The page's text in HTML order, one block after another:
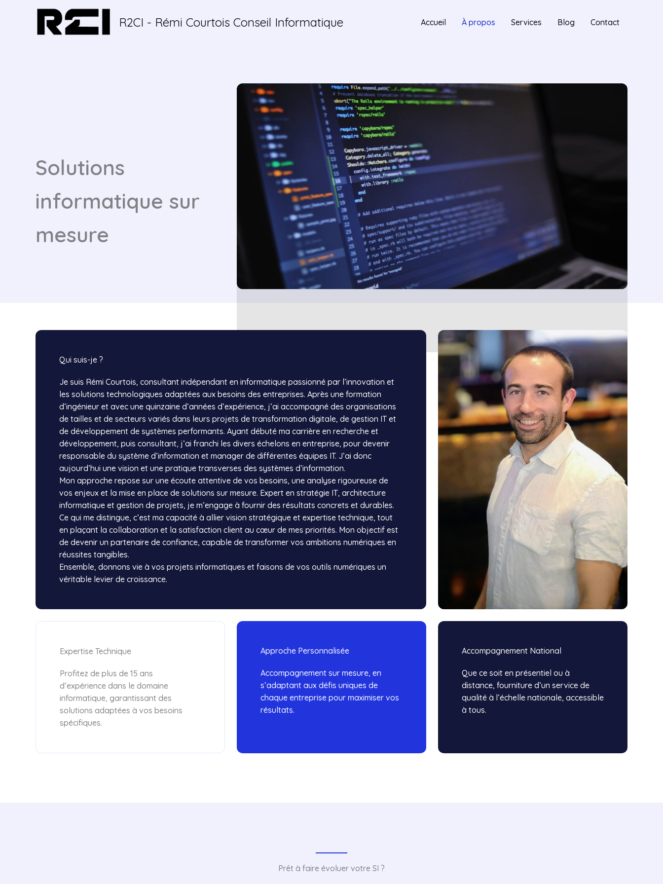
R2CI - Rémi Courtois Conseil Informatique Accueil À propos Services Blog Contact
Solutions
informatique sur
mesure
Qui suis-je ?
Je suis Rémi Courtois, consultant indépendant en informatique passionné par l’innovation et
les solutions technologiques adaptées aux besoins des entreprises. Après une formation
d’ingénieur et avec une quinzaine d’années d’expérience, j’ai accompagné des organisations
de tailles et de secteurs variés dans leurs projets de transformation digitale, de gestion IT et
de développement de systèmes performants. Ayant débuté ma carrière en recherche et
développement, puis consultant, j’ai franchi les divers échelons en entreprise, pour devenir
responsable du système d’information et manager de différentes équipes IT. J’ai donc
aujourd’hui une vision et une pratique transverses des systèmes d’information.
Mon approche repose sur une écoute attentive de vos besoins, une analyse rigoureuse de
vos enjeux et la mise en place de solutions sur mesure. Expert en stratégie IT, architecture
informatique et gestion de projets, je m’engage à fournir des résultats concrets et durables.
Ce qui me distingue, c’est ma capacité à allier vision stratégique et expertise technique, tout
en plaçant la collaboration et la satisfaction client au cœur de mes priorités. Mon objectif est
de devenir un partenaire de confiance, capable de transformer vos ambitions numériques en
réussites tangibles.
Ensemble, donnons vie à vos projets informatiques et faisons de vos outils numériques un
véritable levier de croissance.
Expertise Technique
Profitez de plus de 15 ans
d’expérience dans le domaine
informatique, garantissant des
solutions adaptées à vos besoins
spécifiques.
Approche Personnalisée
Accompagnement sur mesure, en
s’adaptant aux défis uniques de
chaque entreprise pour maximiser vos
résultats.
Accompagnement National
Que ce soit en présentiel ou à
distance, fourniture d’un service de
qualité à l’échelle nationale, accessible
à tous.
Prêt à faire évoluer votre SI ?